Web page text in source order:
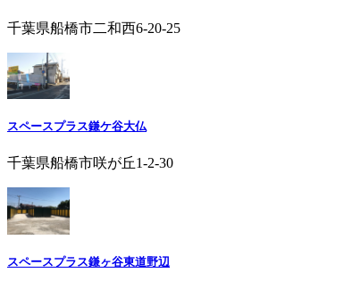
千葉県船橋市二和西6-20-25
スペースプラス鎌ケ谷大仏
千葉県船橋市咲が丘1-2-30
スペースプラス鎌ヶ谷東道野辺